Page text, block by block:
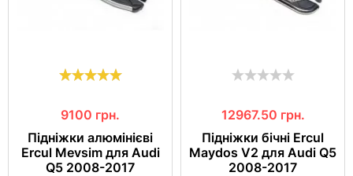
9100 грн.
Підніжки алюмінієві
Ercul Mevsim для Audi
Q5 2008-2017
12967.50 грн.
Підніжки бічні Ercul
Maydos V2 для Audi Q5
2008-2017